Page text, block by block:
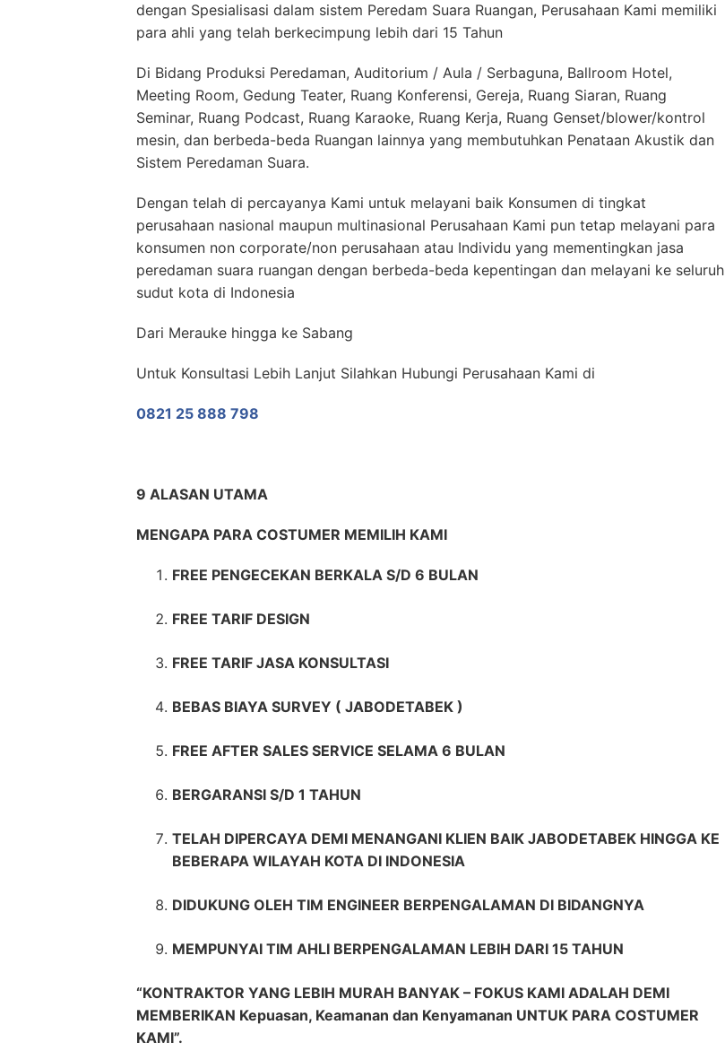
dengan Spesialisasi dalam sistem Peredam Suara Ruangan, Perusahaan Kami memiliki
para ahli yang telah berkecimpung lebih dari 15 Tahun
Di Bidang Produksi Peredaman, Auditorium / Aula / Serbaguna, Ballroom Hotel,
Meeting Room, Gedung Teater, Ruang Konferensi, Gereja, Ruang Siaran, Ruang
Seminar, Ruang Podcast, Ruang Karaoke, Ruang Kerja, Ruang Genset/blower/kontrol
mesin, dan berbeda-beda Ruangan lainnya yang membutuhkan Penataan Akustik dan
Sistem Peredaman Suara.
Dengan telah di percayanya Kami untuk melayani baik Konsumen di tingkat
perusahaan nasional maupun multinasional Perusahaan Kami pun tetap melayani para
konsumen non corporate/non perusahaan atau Individu yang mementingkan jasa
peredaman suara ruangan dengan berbeda-beda kepentingan dan melayani ke seluruh
sudut kota di Indonesia
Dari Merauke hingga ke Sabang
Untuk Konsultasi Lebih Lanjut Silahkan Hubungi Perusahaan Kami di
0821 25 888 798
9 ALASAN UTAMA
MENGAPA PARA COSTUMER MEMILIH KAMI
FREE PENGECEKAN BERKALA S/D 6 BULAN
FREE TARIF DESIGN
FREE TARIF JASA KONSULTASI
BEBAS BIAYA SURVEY ( JABODETABEK )
FREE AFTER SALES SERVICE SELAMA 6 BULAN
BERGARANSI S/D 1 TAHUN
TELAH DIPERCAYA DEMI MENANGANI KLIEN BAIK JABODETABEK HINGGA KE
BEBERAPA WILAYAH KOTA DI INDONESIA
DIDUKUNG OLEH TIM ENGINEER BERPENGALAMAN DI BIDANGNYA
MEMPUNYAI TIM AHLI BERPENGALAMAN LEBIH DARI 15 TAHUN
“KONTRAKTOR YANG LEBIH MURAH BANYAK – FOKUS KAMI ADALAH DEMI
MEMBERIKAN Kepuasan, Keamanan dan Kenyamanan UNTUK PARA COSTUMER
KAMI”.